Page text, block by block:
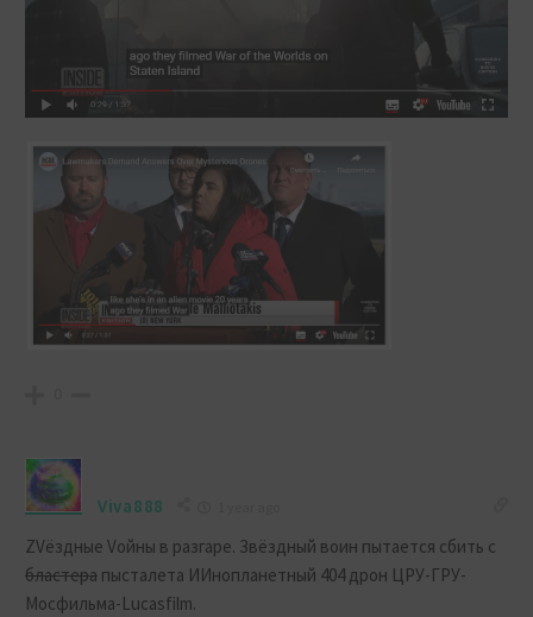
Viva888
ZVёздные Vойны в разгаре. Звёздный воин пытается сбить с
бластера пысталета ИИнопланетный 404 дрон ЦРУ-ГРУ-
Мосфильма-Lucasfilm.